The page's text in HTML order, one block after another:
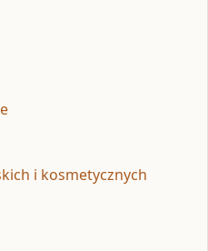
i kosmetycznych